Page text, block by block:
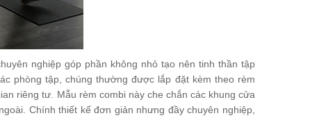
nghiệp góp phần không nhỏ tạo nên tinh thần tập
phòng tập, chúng thường được lắp đặt kèm theo rèm
riêng tư. Mẫu rèm combi này che chắn các khung cửa
Chính thiết kế đơn giản nhưng đầy chuyên nghiệp,